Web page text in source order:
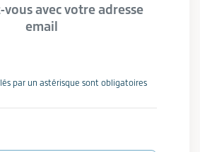
vous avec votre adresse
email
par un astérisque sont obligatoires